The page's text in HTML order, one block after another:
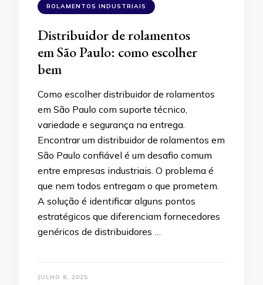
ROLAMENTOS INDUSTRIAIS
Distribuidor de rolamentos
em São Paulo: como escolher
bem
Como escolher distribuidor de rolamentos
em São Paulo com suporte técnico,
variedade e segurança na entrega.
Encontrar um distribuidor de rolamentos em
São Paulo confiável é um desafio comum
entre empresas industriais. O problema é
que nem todos entregam o que prometem.
A solução é identificar alguns pontos
estratégicos que diferenciam fornecedores
genéricos de distribuidores …
JULHO 8, 2025